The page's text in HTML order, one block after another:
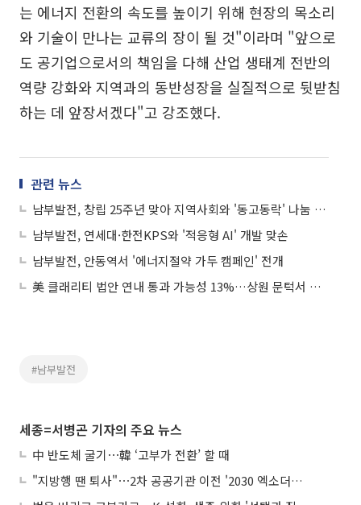
는 에너지 전환의 속도를 높이기 위해 현장의 목소리
와 기술이 만나는 교류의 장이 될 것"이라며 "앞으로
도 공기업으로서의 책임을 다해 산업 생태계 전반의
역량 강화와 지역과의 동반성장을 실질적으로 뒷받침
하는 데 앞장서겠다"고 강조했다.
관련 뉴스
남부발전, 창립 25주년 맞아 지역사회와 '동고동락' 나눔 실천
남부발전, 연세대·한전KPS와 '적응형 AI' 개발 맞손
남부발전, 안동역서 '에너지절약 가두 캠페인' 전개
美 클래리티 법안 연내 통과 가능성 13%…상원 문턱서 제동
#남부발전
세종=서병곤 기자의 주요 뉴스
中 반도체 굴기⋯韓 ‘고부가 전환’ 할 때
"지방행 땐 퇴사"⋯2차 공공기관 이전 '2030 엑소더스' 뇌관